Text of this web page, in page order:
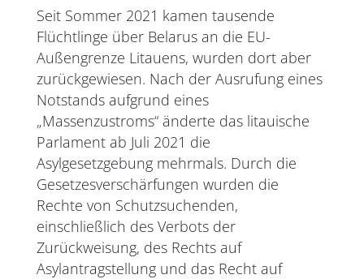
Seit Sommer 2021 kamen tausende
Flüchtlinge über Belarus an die EU-
Außengrenze Litauens, wurden dort aber
zurückgewiesen. Nach der Ausrufung eines
Notstands aufgrund eines
„Massenzustroms“ änderte das litauische
Parlament ab Juli 2021 die
Asylgesetzgebung mehrmals. Durch die
Gesetzesverschärfungen wurden die
Rechte von Schutzsuchenden,
einschließlich des Verbots der
Zurückweisung, des Rechts auf
Asylantragstellung und das Recht auf